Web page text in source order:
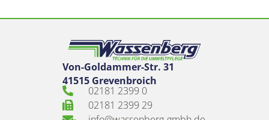
Von-Goldammer-Str. 31
41515 Grevenbroich
02181 2399 0
02181 2399 29